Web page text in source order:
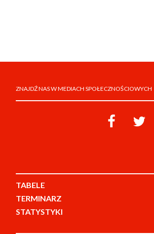
ZNAJDŹ NAS W MEDIACH SPOŁECZNOŚCIOWYCH
TABELE
TERMINARZ
STATYSTYKI